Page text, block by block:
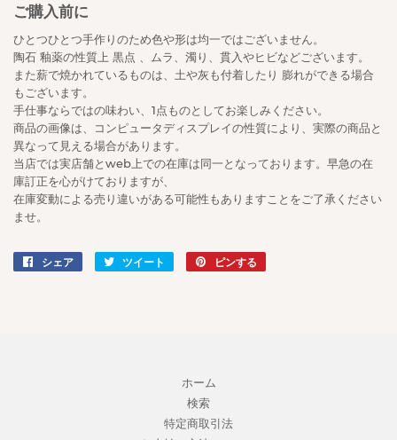
ご購入前に
ひとつひとつ手作りのため色や形は均一ではございません。
陶石 釉薬の性質上 黒点 、ムラ、濁り、貫入やヒビなどございます。
また薪で焼かれているものは、土や灰も付着したり 膨れができる場合
もございます。
手仕事ならではの味わい、1点ものとしてお楽しみください。
商品の画像は、コンピュータディスプレイの性質により、実際の商品と
異なって見える場合があります。
当店では実店舗とweb上での在庫は同一となっております。早急の在
庫訂正を心がけておりますが、
在庫変動による売り違いがある可能性もありますことをご了承ください
ませ。
シェア
Facebookツイート
Twitter
ピンする
ホーム
検索
特定商取引法